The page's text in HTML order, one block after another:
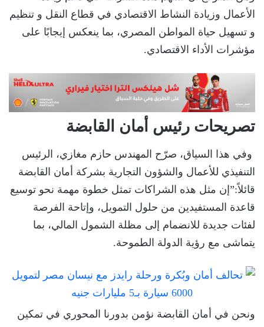
الأعمال وزيادة النشاط الاقتصادي في قطاع النقل و تنظيم
و تسهيل حياة المواطن المصري، بما ينعكس إيجابًا على
مؤشرات الأداء الاقتصادي.
تصريحات رئيس أمان القابضة
وفي هذا السياق، صرّح المهندس حازم مغازي، الرئيس
التنفيذي للأعمال والشؤون التجارية بشركة أمان القابضة
قائلاً:”إن مثل هذه الشراكات تمثل خطوة مهمة نحو توسيع
قاعدة المستفيدين من حلول التمويل، وإتاحة الفرصة
لفئات جديدة للانضمام إلى مظلة الشمول المالي، بما
يتماشى مع رؤية الدولة الطموحة.
ونحن في أمان القابضة نؤمن بدورنا المحوري في تمكين